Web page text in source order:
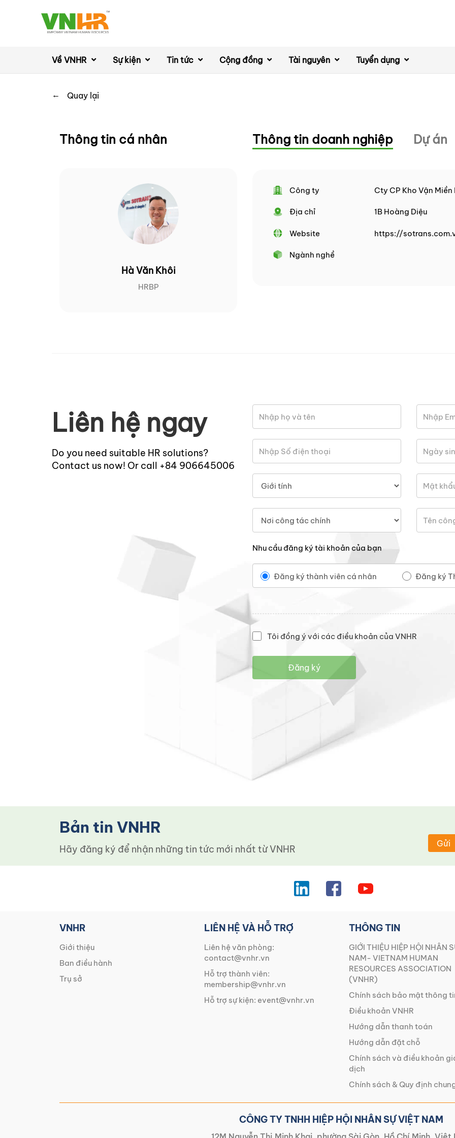
Về VNHR Sự kiện Tin tức Cộng đồng Tài nguyên Tuyển dụng
← Quay lại
Thông tin cá nhân
Hà Văn Khôi
HRBP
Thông tin doanh nghiệp Dự án
Công ty Cty CP Kho Vận Miền
Địa chỉ 1B Hoàng Diệu
Website https://
Ngành nghề
Liên hệ ngay
Do you need suitable HR solutions?
Contact us now! Or call +84 906645006
Nhu cầu đăng ký tài khoản của bạn
Đăng ký thành viên cá nhân Đăng ký
Tôi đồng ý với các điều khoản của VNHR
Đăng ký
Bản tin VNHR
Hãy đăng ký để nhận những tin tức mới nhất từ ​​VNHR Gửi
VNHR
Giới thiệu
Ban điều hành
Trụ sở
LIÊN HỆ VÀ HỖ TRỢ
Liên hệ văn phòng:
contact@vnhr.vn
Hỗ trợ thành viên:
membership@vnhr.vn
Hỗ trợ sự kiện: event@vnhr.vn
THÔNG TIN
GIỚI THIỆU HIỆP HỘI NHÂN
NAM- VIETNAM HUMAN
RESOURCES ASSOCIATION
(VNHR)
Chính sách bảo mật thông
Điều khoản VNHR
Hướng dẫn thanh toán
Hướng dẫn đặt chỗ
Chính sách và điều khoản
dịch
Chính sách & Quy định
CÔNG TY TNHH HIỆP HỘI NHÂN SỰ VIỆT NAM